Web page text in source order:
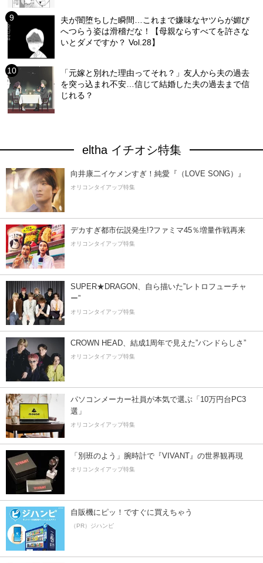
夫が闇堕ちした瞬間…これまで嫌味なヤツらが媚び
へつらう姿は滑稽だな！【母親ならすべてを許さな
いとダメですか？ Vol.28】
「元嫁と別れた理由ってそれ？」友人から夫の過去
を突っ込まれ不安…信じて結婚した夫の過去まで信
じれる？
eltha イチオシ特集
向井康二イケメンすぎ！純愛『（LOVE SONG）』
オリコンタイアップ特集
デカすぎ都市伝説発生!?ファミマ45％増量作戦再来
オリコンタイアップ特集
SUPER★DRAGON、自ら描いた”レトロフューチャ
ー”
オリコンタイアップ特集
CROWN HEAD、結成1周年で見えた”バンドらしさ”
オリコンタイアップ特集
パソコンメーカー社員が本気で選ぶ「10万円台PC3
選」
オリコンタイアップ特集
「別班のよう」腕時計で『VIVANT』の世界観再現
オリコンタイアップ特集
自販機にピッ！ですぐに買えちゃう
（PR）ジハンピ